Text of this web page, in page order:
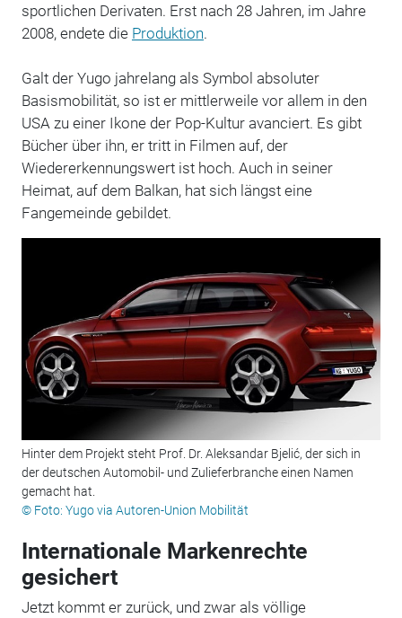
sportlichen Derivaten. Erst nach 28 Jahren, im Jahre
2008, endete die Produktion.
Galt der Yugo jahrelang als Symbol absoluter
Basismobilität, so ist er mittlerweile vor allem in den
USA zu einer Ikone der Pop-Kultur avanciert. Es gibt
Bücher über ihn, er tritt in Filmen auf, der
Wiedererkennungswert ist hoch. Auch in seiner
Heimat, auf dem Balkan, hat sich längst eine
Fangemeinde gebildet.
Hinter dem Projekt steht Prof. Dr. Aleksandar Bjelić, der sich in
der deutschen Automobil- und Zulieferbranche einen Namen
gemacht hat.
© Foto: Yugo via Autoren-Union Mobilität
Internationale Markenrechte
gesichert
Jetzt kommt er zurück, und zwar als völlige